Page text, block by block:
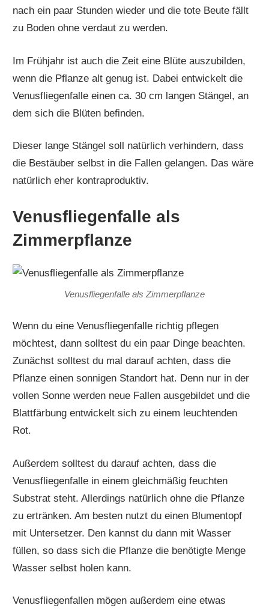
nach ein paar Stunden wieder und die tote Beute fällt
zu Boden ohne verdaut zu werden.
Im Frühjahr ist auch die Zeit eine Blüte auszubilden,
wenn die Pflanze alt genug ist. Dabei entwickelt die
Venusfliegenfalle einen ca. 30 cm langen Stängel, an
dem sich die Blüten befinden.
Dieser lange Stängel soll natürlich verhindern, dass
die Bestäuber selbst in die Fallen gelangen. Das wäre
natürlich eher kontraproduktiv.
Venusfliegenfalle als
Zimmerpflanze
Venusfliegenfalle als Zimmerpflanze
Wenn du eine Venusfliegenfalle richtig pflegen
möchtest, dann solltest du ein paar Dinge beachten.
Zunächst solltest du mal darauf achten, dass die
Pflanze einen sonnigen Standort hat. Denn nur in der
vollen Sonne werden neue Fallen ausgebildet und die
Blattfärbung entwickelt sich zu einem leuchtenden
Rot.
Außerdem solltest du darauf achten, dass die
Venusfliegenfalle in einem gleichmäßig feuchten
Substrat steht. Allerdings natürlich ohne die Pflanze
zu ertränken. Am besten nutzt du einen Blumentopf
mit Untersetzer. Den kannst du dann mit Wasser
füllen, so dass sich die Pflanze die benötigte Menge
Wasser selbst holen kann.
Venusfliegenfallen mögen außerdem eine etwas